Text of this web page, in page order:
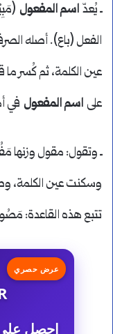
ـ يُعدّ اسم المفعول
الفعل (باع). أصله
عين الكلمة، ثم كُسر ما
على اسم المفعول في
ـ وتقول: مقول وزنها
وسكنت عين الكلمة،
تتبع هذه القاعدة:
عرض حصري